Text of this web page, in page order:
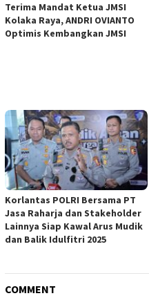
Terima Mandat Ketua JMSI
Kolaka Raya, ANDRI OVIANTO
Optimis Kembangkan JMSI
Korlantas POLRI Bersama PT
Jasa Raharja dan Stakeholder
Lainnya Siap Kawal Arus Mudik
dan Balik Idulfitri 2025
COMMENT